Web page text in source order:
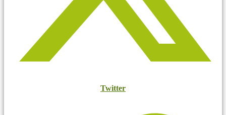
Twitter